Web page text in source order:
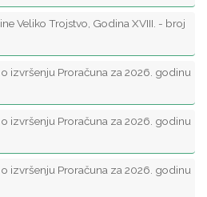
Veliko Trojstvo, Godina XVIII. - broj
izvršenju Proračuna za 2026. godinu
izvršenju Proračuna za 2026. godinu
izvršenju Proračuna za 2026. godinu